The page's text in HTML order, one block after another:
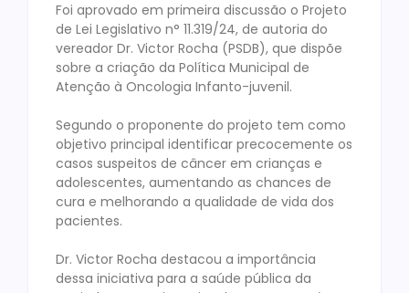
Foi aprovado em primeira discussão o Projeto
de Lei Legislativo n° 11.319/24, de autoria do
vereador Dr. Victor Rocha (PSDB), que dispõe
sobre a criação da Política Municipal de
Atenção à Oncologia Infanto-juvenil.
Segundo o proponente do projeto tem como
objetivo principal identificar precocemente os
casos suspeitos de câncer em crianças e
adolescentes, aumentando as chances de
cura e melhorando a qualidade de vida dos
pacientes.
Dr. Victor Rocha destacou a importância
dessa iniciativa para a saúde pública da